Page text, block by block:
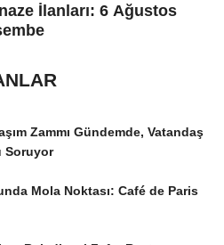
İlanları: 6 Ağustos
Zammı Gündemde, Vatandaş
Soruyor
Mola Noktası: Café de Paris